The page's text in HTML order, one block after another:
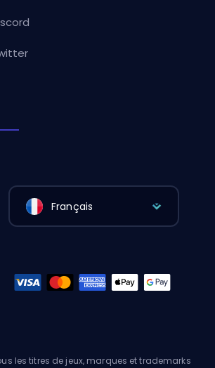
Français
les titres de jeux, marques et trademarks